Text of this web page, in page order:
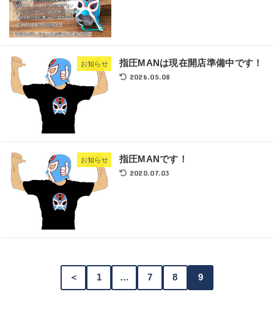
お知らせ 指圧MANは現在開店準備中です！
2026.05.08
お知らせ 指圧MANです！
2020.07.03
＜ 1 … 7 8 9